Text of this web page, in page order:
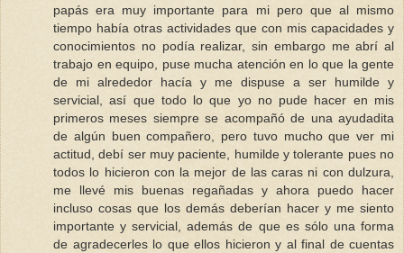
papás era muy importante para mi pero que al mismo
tiempo había otras actividades que con mis capacidades y
conocimientos no podía realizar, sin embargo me abrí al
trabajo en equipo, puse mucha atención en lo que la gente
de mi alrededor hacía y me dispuse a ser humilde y
servicial, así que todo lo que yo no pude hacer en mis
primeros meses siempre se acompañó de una ayudadita
de algún buen compañero, pero tuvo mucho que ver mi
actitud, debí ser muy paciente, humilde y tolerante pues no
todos lo hicieron con la mejor de las caras ni con dulzura,
me llevé mis buenas regañadas y ahora puedo hacer
incluso cosas que los demás deberían hacer y me siento
importante y servicial, además de que es sólo una forma
de agradecerles lo que ellos hicieron y al final de cuentas